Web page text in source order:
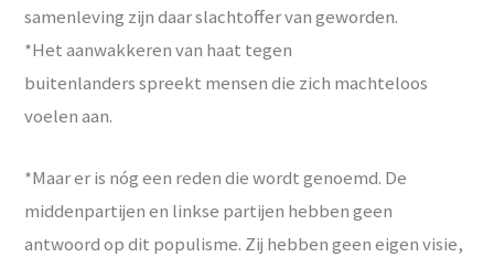
samenleving zijn daar slachtoffer van geworden.
*Het aanwakkeren van haat tegen
buitenlanders spreekt mensen die zich machteloos
voelen aan.
*Maar er is nóg een reden die wordt genoemd. De
middenpartijen en linkse partijen hebben geen
antwoord op dit populisme. Zij hebben geen eigen visie,